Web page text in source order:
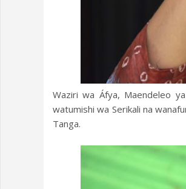
Waziri wa Áfya, Maendeleo
watumishi wa Serikali na
Tanga.